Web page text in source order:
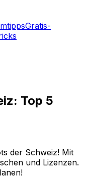
Gratis-
Top 5
der Schweiz! Mit
und Lizenzen.